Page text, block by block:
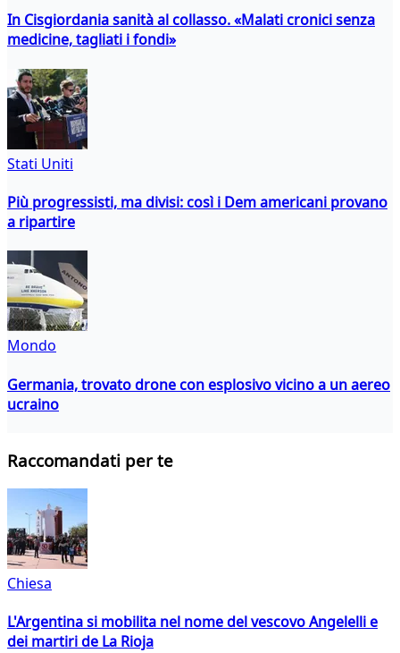
In Cisgiordania sanità al collasso. «Malati cronici senza
medicine, tagliati i fondi»
Stati Uniti
Più progressisti, ma divisi: così i Dem americani provano
a ripartire
Mondo
Germania, trovato drone con esplosivo vicino a un aereo
ucraino
Raccomandati per te
Chiesa
L'Argentina si mobilita nel nome del vescovo Angelelli e
dei martiri de La Rioja